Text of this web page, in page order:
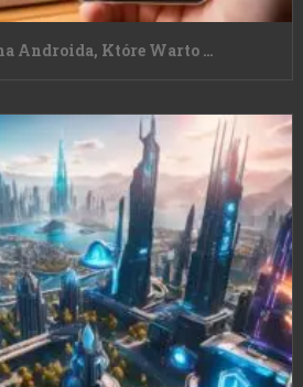
Androida, Które Warto …